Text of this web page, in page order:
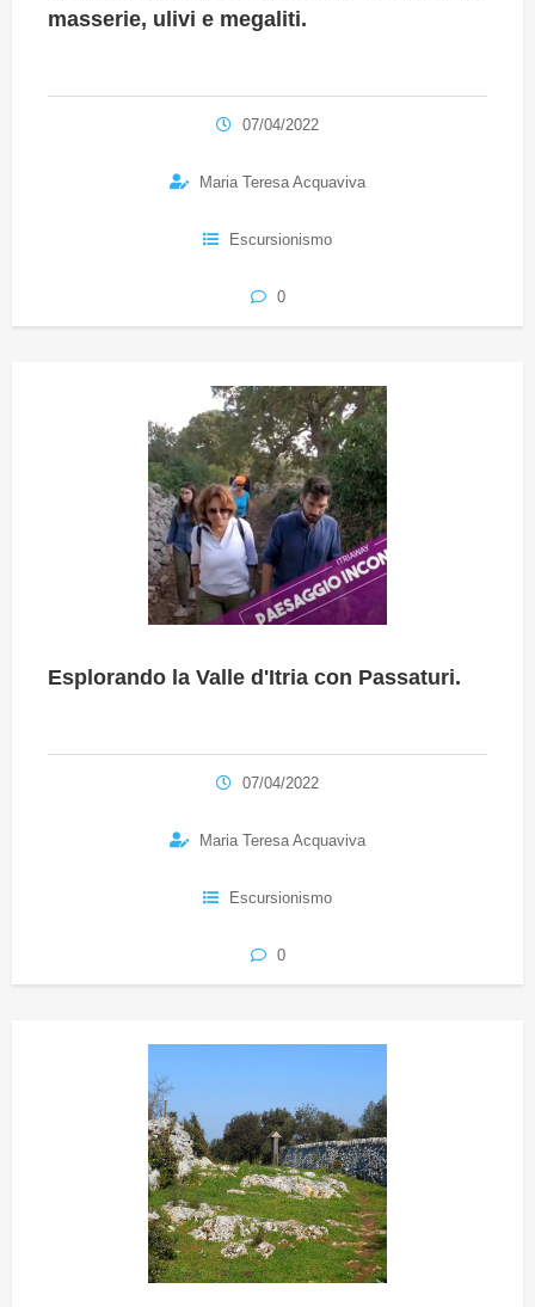
masserie, ulivi e megaliti.
07/04/2022
Maria Teresa Acquaviva
Escursionismo
0
Esplorando la Valle d'Itria con Passaturi.
07/04/2022
Maria Teresa Acquaviva
Escursionismo
0